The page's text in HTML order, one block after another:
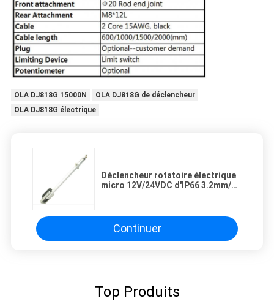
OLA DJ818G 15000N
OLA DJ818G de déclencheur
OLA DJ818G électrique
Déclencheur rotatoire électrique
micro 12V/24VDC d'IP66 3.2mm/S
Continuer
Top Produits